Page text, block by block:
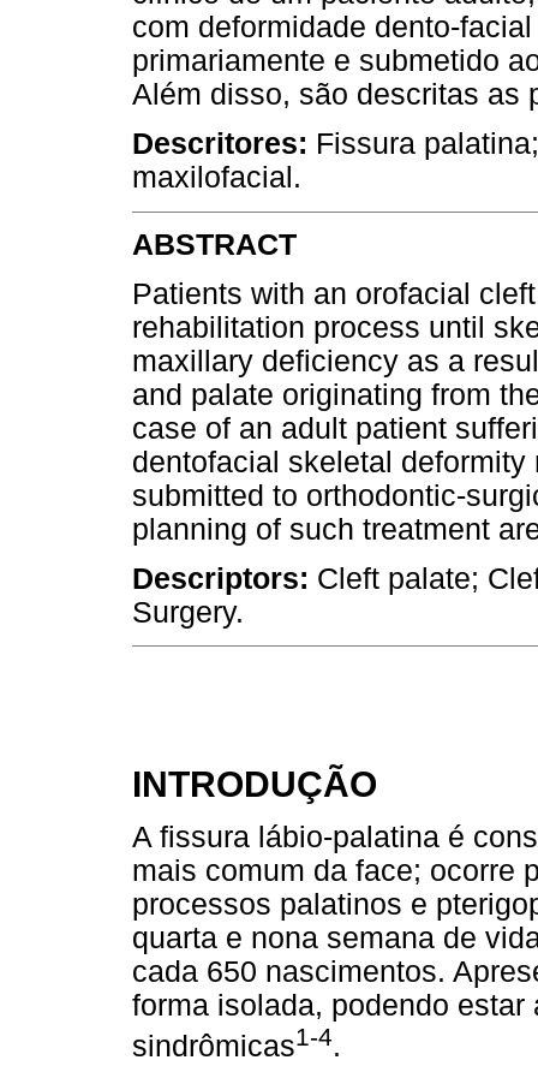
com deformidade dento-
primariamente e submetido
Além disso, são descritas as
Descritores: Fissura
maxilofacial.
ABSTRACT
Patients with an orofacial
rehabilitation process until
maxillary deficiency as a
and palate originating from
case of an adult patient
dentofacial skeletal
submitted to orthodontic-
planning of such treatment
Descriptors: Cleft palate;
Surgery.
INTRODUÇÃO
A fissura lábio-palatina é
mais comum da face; ocorre
processos palatinos e
quarta e nona semana de
cada 650 nascimentos.
forma isolada, podendo
sindrômicas1-4.